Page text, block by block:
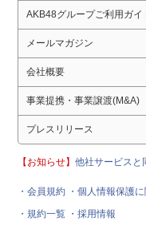
AKB48グループご利用ガイ
メールマガジン
会社概要
事業提携・事業譲渡(M&A)
プレスリリース
【お知らせ】他社サービスと
・会員規約 ・個人情報保護
・規約一覧 ・採用情報